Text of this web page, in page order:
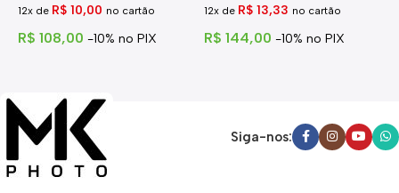
12x de R$ 10,00 no cartão
R$ 108,00 -10% no PIX
12x de R$13,33 no cartão
R$ 144,00 -10% no PIX
Siga-nos: